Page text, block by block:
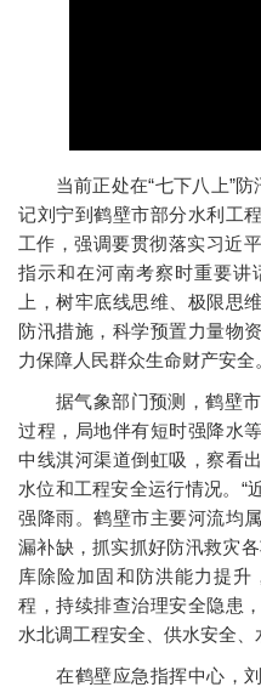
当前正处在“七下八上”防
记刘宁到鹤壁市部分水利工
工作，强调要贯彻落实习近
指示和在河南考察时重要讲
上，树牢底线思维、极限思
防汛措施，科学预置力量物
力保障人民群众生命财产安全
据气象部门预测，鹤壁市
过程，局地伴有短时强降水
中线淇河渠道倒虹吸，察看
水位和工程安全运行情况。“
强降雨。鹤壁市主要河流均
漏补缺，抓实抓好防汛救灾
库除险加固和防洪能力提
程，持续排查治理安全隐患
水北调工程安全、供水安全、
在鹤壁应急指挥中心，刘